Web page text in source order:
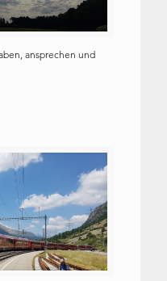
ansprechen und